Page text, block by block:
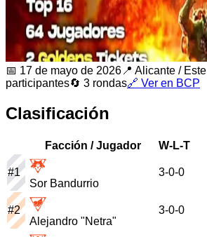
📅 17 de mayo de 2026 📍 Alicante / Este
participantes🔄 3 rondas🔗 Ver en BCP
Clasificación
Facción / Jugador W-L-T
#1
Sor Bandurrio
3-0-0
#2
Alejandro "Netra"
3-0-0